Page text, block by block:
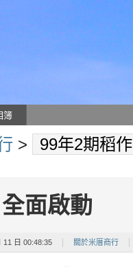
簿
> 99年2期稻
面啟動
11 日 00:48:35 關於米厝商行